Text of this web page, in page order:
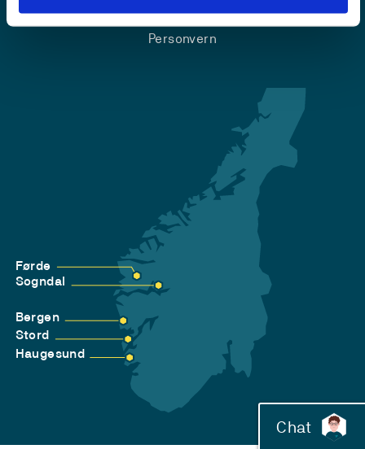
Tilgjengelegheitserklæring
Personvern
Førde
Sogndal
Bergen
Stord
Haugesund
Chat